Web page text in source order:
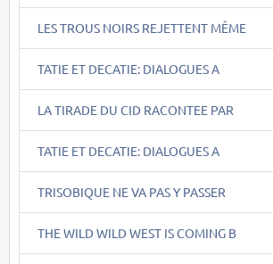
LES TROUS NOIRS REJETTENT MÊME
TATIE ET DECATIE: DIALOGUES A
LA TIRADE DU CID RACONTEE PAR
TATIE ET DECATIE: DIALOGUES A
TRISOBIQUE NE VA PAS Y PASSER
THE WILD WILD WEST IS COMING B